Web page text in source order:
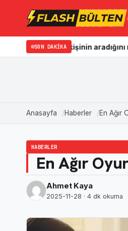
SON DAKIKA
kişinin aradığını nasıl
Anasayfa Haberler En Ağır
HABERLER
En Ağır
Ahmet Kaya
2025-11-28 · 4 dk okuma